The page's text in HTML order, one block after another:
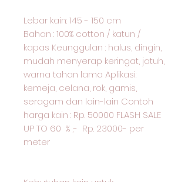
Lebar kain: 145 - 150 cm
Bahan : 100% cotton / katun /
kapas Keunggulan : halus, dingin,
mudah menyerap keringat, jatuh,
warna tahan lama Aplikasi:
kemeja, celana, rok, gamis,
seragam dan lain-lain Contoh
harga kain : Rp. 50000 FLASH SALE
UP TO 60 % ,- Rp. 23000- per
meter